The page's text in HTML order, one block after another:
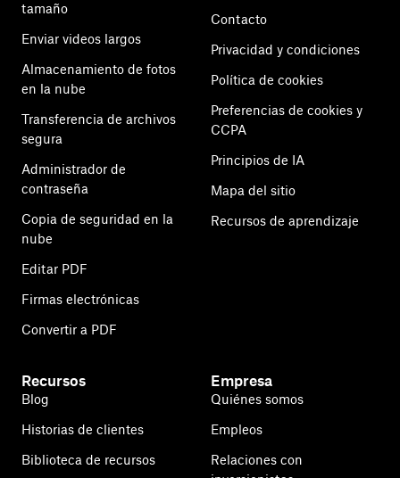
tamaño
Enviar videos largos
Almacenamiento de fotos
en la nube
Transferencia de archivos
segura
Administrador de
contraseña
Copia de seguridad en la
nube
Editar PDF
Firmas electrónicas
Convertir a PDF
Contacto
Privacidad y condiciones
Política de cookies
Preferencias de cookies y
CCPA
Principios de IA
Mapa del sitio
Recursos de aprendizaje
Recursos
Blog
Historias de clientes
Biblioteca de recursos
Empresa
Quiénes somos
Empleos
Relaciones con